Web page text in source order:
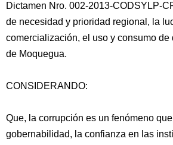
Dictamen Nro. 002-2013-CODSYLP-
de necesidad y prioridad regional, la
comercialización, el uso y consumo de
de Moquegua.
CONSIDERANDO:
Que, la corrupción es un fenómeno
gobernabilidad, la confianza en las